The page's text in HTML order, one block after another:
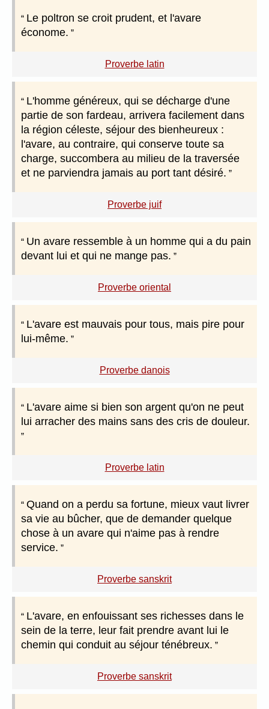
Le poltron se croit prudent, et l'avare
économe.
Proverbe latin
L'homme généreux, qui se décharge d'une
partie de son fardeau, arrivera facilement dans
la région céleste, séjour des bienheureux :
l'avare, au contraire, qui conserve toute sa
charge, succombera au milieu de la traversée
et ne parviendra jamais au port tant désiré.
Proverbe juif
Un avare ressemble à un homme qui a du pain
devant lui et qui ne mange pas.
Proverbe oriental
L'avare est mauvais pour tous, mais pire pour
lui-même.
Proverbe danois
L'avare aime si bien son argent qu'on ne peut
lui arracher des mains sans des cris de douleur.
Proverbe latin
Quand on a perdu sa fortune, mieux vaut livrer
sa vie au bûcher, que de demander quelque
chose à un avare qui n'aime pas à rendre
service.
Proverbe sanskrit
L'avare, en enfouissant ses richesses dans le
sein de la terre, leur fait prendre avant lui le
chemin qui conduit au séjour ténébreux.
Proverbe sanskrit